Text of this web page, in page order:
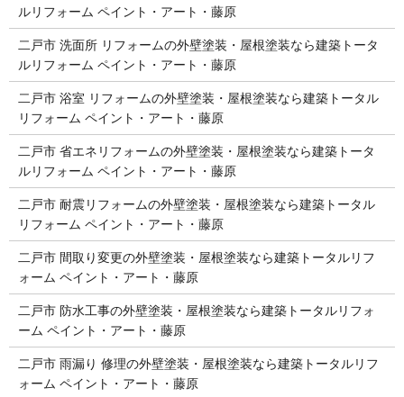
ルリフォーム ペイント・アート・藤原
二戸市 洗面所 リフォームの外壁塗装・屋根塗装なら建築トータ
ルリフォーム ペイント・アート・藤原
二戸市 浴室 リフォームの外壁塗装・屋根塗装なら建築トータル
リフォーム ペイント・アート・藤原
二戸市 省エネリフォームの外壁塗装・屋根塗装なら建築トータ
ルリフォーム ペイント・アート・藤原
二戸市 耐震リフォームの外壁塗装・屋根塗装なら建築トータル
リフォーム ペイント・アート・藤原
二戸市 間取り変更の外壁塗装・屋根塗装なら建築トータルリフ
ォーム ペイント・アート・藤原
二戸市 防水工事の外壁塗装・屋根塗装なら建築トータルリフォ
ーム ペイント・アート・藤原
二戸市 雨漏り 修理の外壁塗装・屋根塗装なら建築トータルリフ
ォーム ペイント・アート・藤原